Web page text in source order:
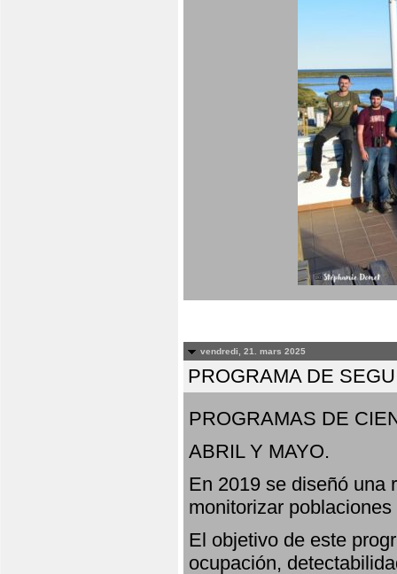
vendredi, 21. mars 2025
PROGRAMA DE
PROGRAMAS DE
ABRIL Y MAYO.
En 2019 se diseñó una
monitorizar
El objetivo de este
ocupación,